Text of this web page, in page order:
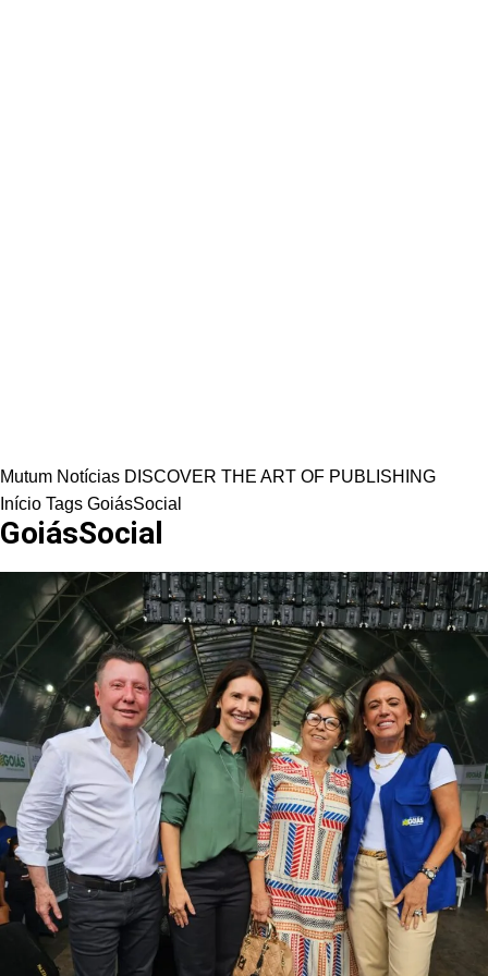
Mutum Notícias DISCOVER THE ART OF PUBLISHING
Início Tags GoiásSocial
GoiásSocial